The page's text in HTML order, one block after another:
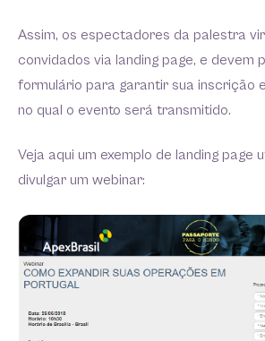
Assim, os espectadores da palestra
convidados via landing page, e devem
formulário para garantir sua inscrição
no qual o evento será transmitido.
Veja aqui um exemplo de landing page
divulgar um webinar: